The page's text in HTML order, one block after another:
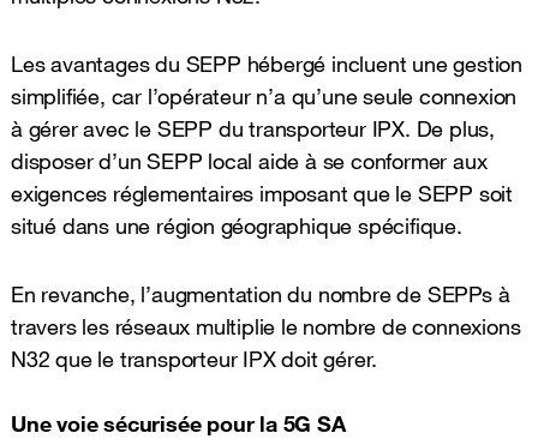
Les avantages du SEPP hébergé incluent une gestion
simplifiée, car l’opérateur n’a qu’une seule connexion
à gérer avec le SEPP du transporteur IPX. De plus,
disposer d’un SEPP local aide à se conformer aux
exigences réglementaires imposant que le SEPP soit
situé dans une région géographique spécifique.
En revanche, l’augmentation du nombre de SEPPs à
travers les réseaux multiplie le nombre de connexions
N32 que le transporteur IPX doit gérer.
Une voie sécurisée pour la 5G SA